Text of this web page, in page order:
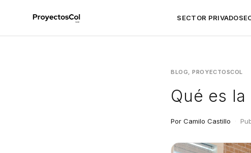
SECTOR PRIVADO
BLOG, PROYECTOSCOL
Qué es
Por Camilo Castillo